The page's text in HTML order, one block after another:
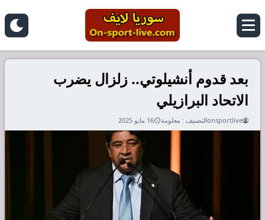
بعد قدوم أنشيلوتي.. زلزال يضرب
الاتحاد البرازيلي
onsportliveالتصنيف : معلومة 16 مايو 2025